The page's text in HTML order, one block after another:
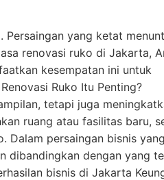
yang ketat
renovasi ruko di Jakarta,
kesempatan ini untuk
Ruko Itu Penting?
tetapi juga
ruang atau fasilitas baru,
Dalam persaingan bisnis
dibandingkan dengan yang
bisnis di Jakarta